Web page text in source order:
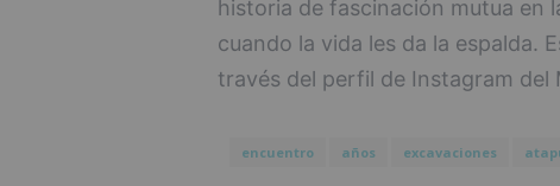
historia de fascinación mutua en
cuando la vida les da la espalda.
través del perfil de Instagram del
encuentro años excavaciones